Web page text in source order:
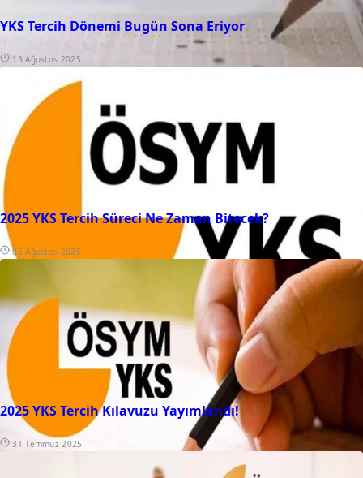
YKS Tercih Dönemi Bugün Sona Eriyor
13 Ağustos 2025
2025 YKS Tercih Süreci Ne Zaman Bitecek?
06 Ağustos 2025
2025 YKS Tercih Kılavuzu Yayımlandı!
31 Temmuz 2025